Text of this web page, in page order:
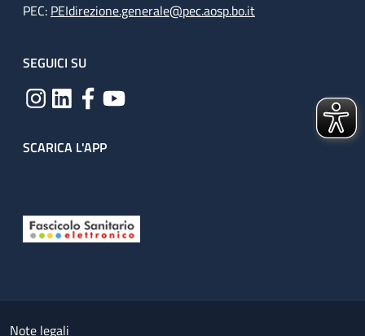
PEC: PEIdirezione.generale@pec.aosp.bo.it
SEGUICI SU
SCARICA L'APP
Small prints
Note legali